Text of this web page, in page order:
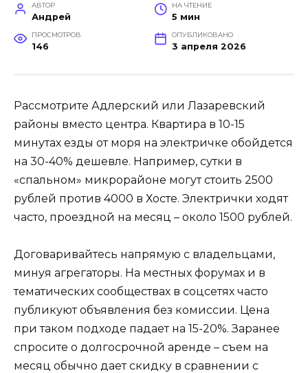
АВТОР
Андрей
НА ЧТЕНИЕ
5 мин
ПРОСМОТРОВ
146
ОПУБЛИКОВАНО
3 апреля 2026
Рассмотрите Адлерский или Лазаревский
районы вместо центра. Квартира в 10-15
минутах езды от моря на электричке обойдется
на 30-40% дешевле. Например, сутки в
«спальном» микрорайоне могут стоить 2500
рублей против 4000 в Хосте. Электрички ходят
часто, проездной на месяц – около 1500 рублей.
Договаривайтесь напрямую с владельцами,
минуя агрегаторы. На местных форумах и в
тематических сообществах в соцсетях часто
публикуют объявления без комиссии. Цена
при таком подходе падает на 15-20%. Заранее
спросите о долгосрочной аренде – съем на
месяц обычно дает скидку в сравнении с